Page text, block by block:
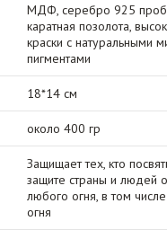
МДФ, серебро 925
каратная позолота,
краски с натуральными
пигментами
18*14 см
около 400 гр
Защищает тех, кто
защите страны и людей
любого огня, в том
огня